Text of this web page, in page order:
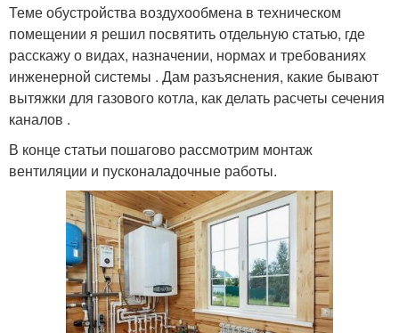
Теме обустройства воздухообмена в техническом
помещении я решил посвятить отдельную статью, где
расскажу о видах, назначении, нормах и требованиях
инженерной системы . Дам разъяснения, какие бывают
вытяжки для газового котла, как делать расчеты сечения
каналов .
В конце статьи пошагово рассмотрим монтаж
вентиляции и пусконаладочные работы.